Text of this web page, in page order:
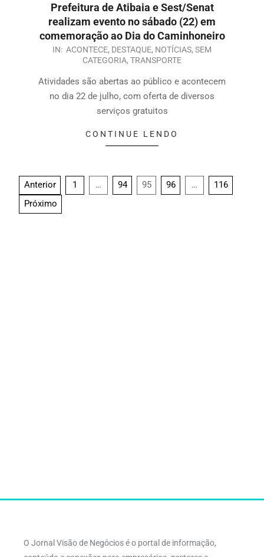
Prefeitura de Atibaia e Sest/Senat
realizam evento no sábado (22) em
comemoração ao Dia do Caminhoneiro
IN: ACONTECE, DESTAQUE, NOTÍCIAS, SEM
CATEGORIA, TRANSPORTE
Atividades são abertas ao público e acontecem
no dia 22 de julho, com oferta de diversos
serviços gratuitos
CONTINUE LENDO
Anterior 1 … 94 95 96 …
116
Próximo
O Jornal Visão de Negócios é o portal de informação,